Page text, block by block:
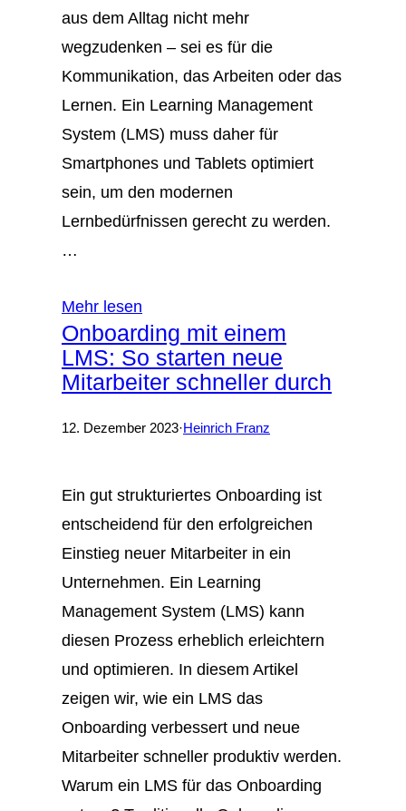
aus dem Alltag nicht mehr
wegzudenken – sei es für die
Kommunikation, das Arbeiten oder das
Lernen. Ein Learning Management
System (LMS) muss daher für
Smartphones und Tablets optimiert
sein, um den modernen
Lernbedürfnissen gerecht zu werden.
…
Mehr lesen
Onboarding mit einem
LMS: So starten neue
Mitarbeiter schneller durch
12. Dezember 2023·Heinrich Franz
Ein gut strukturiertes Onboarding ist
entscheidend für den erfolgreichen
Einstieg neuer Mitarbeiter in ein
Unternehmen. Ein Learning
Management System (LMS) kann
diesen Prozess erheblich erleichtern
und optimieren. In diesem Artikel
zeigen wir, wie ein LMS das
Onboarding verbessert und neue
Mitarbeiter schneller produktiv werden.
Warum ein LMS für das Onboarding